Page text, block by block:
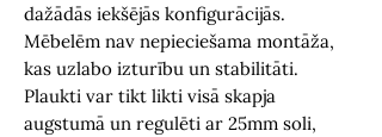
dažādās iekšējās konfigurācijās.
Mēbelēm nav nepieciešama montāža,
kas uzlabo izturību un stabilitāti.
Plaukti var tikt likti visā skapja
augstumā un regulēti ar 25mm soli,